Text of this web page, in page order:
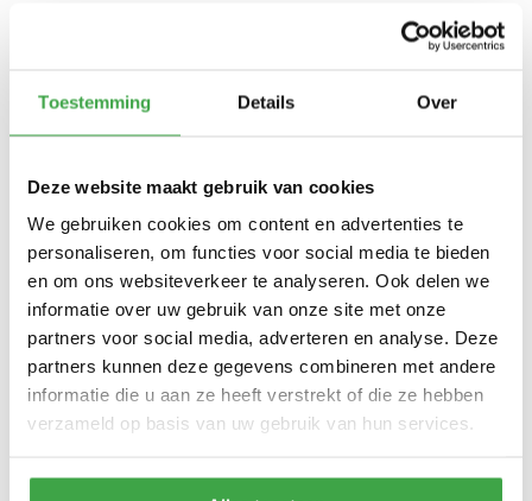
Toestemming Details Over
Deze website maakt gebruik van cookies
We gebruiken cookies om content en advertenties te
personaliseren, om functies voor social media te bieden
en om ons websiteverkeer te analyseren. Ook delen we
informatie over uw gebruik van onze site met onze
partners voor social media, adverteren en analyse. Deze
partners kunnen deze gegevens combineren met andere
informatie die u aan ze heeft verstrekt of die ze hebben
verzameld op basis van uw gebruik van hun services.
Dakbedekking
EPDM uit 1 stuk geleverd incl.
Deur
voorzien van echt glas
Doorloophoogte deur
Bevestigingsmaterialen
Alle bevestigingsmaterialen
zijn inbegrepen
Transport
Gratis thuisbezorgd - In
Nederland